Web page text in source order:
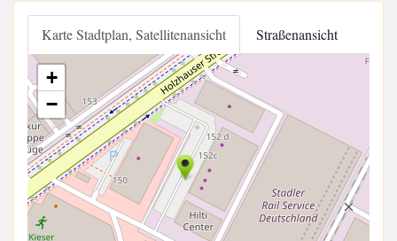
Karte Stadtplan, Satellitenansicht Straßenansicht
+
−